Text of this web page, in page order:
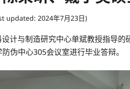
updated: 2024年7月23日)
计与制造研究中心单斌教授指导
伪中心305会议室进行毕业答辩。